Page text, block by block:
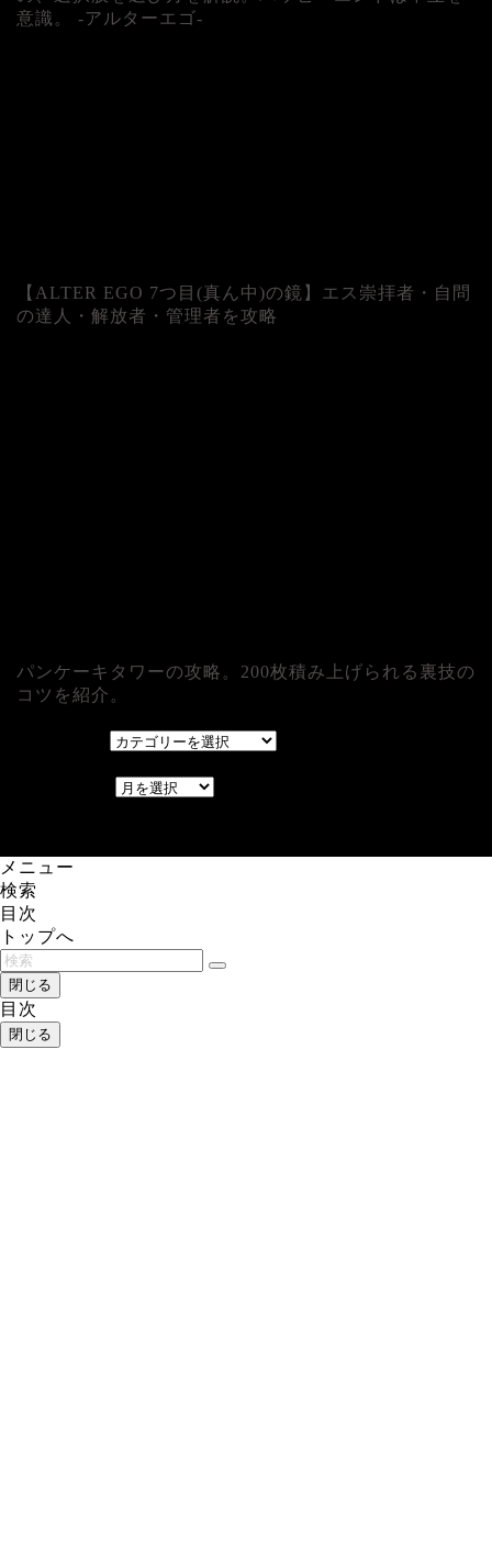
意識。 -アルターエゴ-
【ALTER EGO 7つ目(真ん中)の鏡】エス崇拝者・自問
の達人・解放者・管理者を攻略
パンケーキタワーの攻略。200枚積み上げられる裏技の
コツを紹介。
メニュー
検索
目次
トップへ
閉じる
目次
閉じる